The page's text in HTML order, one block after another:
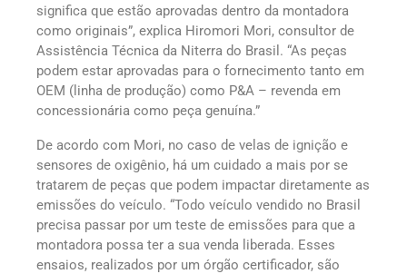
significa que estão aprovadas dentro da montadora
como originais”, explica Hiromori Mori, consultor de
Assistência Técnica da Niterra do Brasil. “As peças
podem estar aprovadas para o fornecimento tanto em
OEM (linha de produção) como P&A – revenda em
concessionária como peça genuína.”
De acordo com Mori, no caso de velas de ignição e
sensores de oxigênio, há um cuidado a mais por se
tratarem de peças que podem impactar diretamente as
emissões do veículo. “Todo veículo vendido no Brasil
precisa passar por um teste de emissões para que a
montadora possa ter a sua venda liberada. Esses
ensaios, realizados por um órgão certificador, são